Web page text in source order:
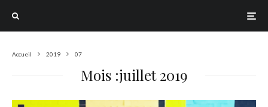
Accueil 2019 07
Mois :juillet 2019